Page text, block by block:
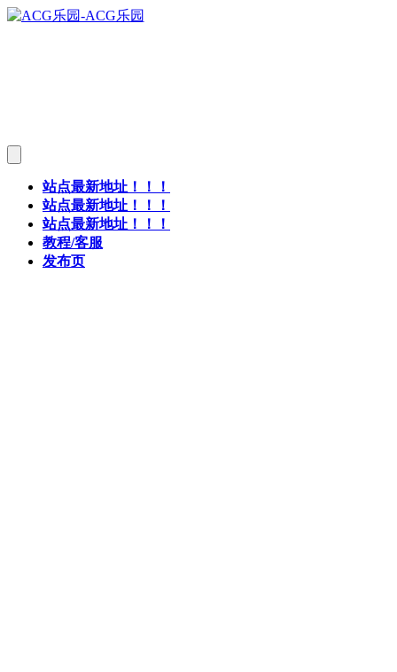
站点最新地址！！！
站点最新地址！！！
站点最新地址！！！
教程/客服
发布页